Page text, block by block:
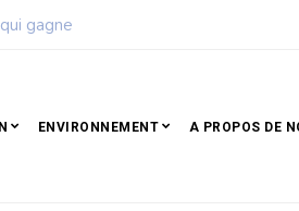
de la saison 2026 – 2027
ENVIRONNEMENT A PROPOS DE